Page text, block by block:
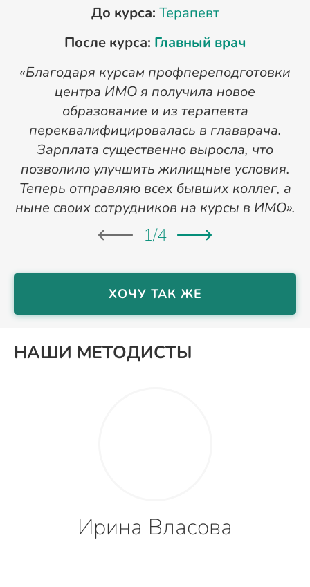
До курса: Терапевт
После курса: Главный врач
«Благодаря курсам профпереподготовки
центра ИМО я получила новое
образование и из терапевта
переквалифицировалась в главврача.
Зарплата существенно выросла, что
позволило улучшить жилищные условия.
Теперь отправляю всех бывших коллег, а
ныне своих сотрудников на курсы в ИМО».
1/4
ХОЧУ ТАК ЖЕ
НАШИ МЕТОДИСТЫ
Ирина Власова